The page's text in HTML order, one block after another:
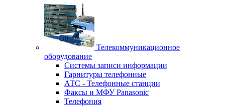
Телекоммуникационное
оборудование
Системы записи информации
Гарнитуры телефонные
АТС - Телефонные станции
Факсы и МФУ Panasonic
Телефония